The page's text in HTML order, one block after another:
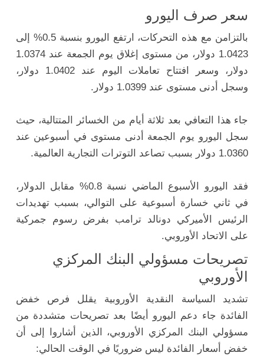
سعر صرف اليورو
بالتزامن مع هذه التحركات، ارتفع اليورو بنسبة 0.5% إلى
1.0423 دولار، من مستوى إغلاق يوم الجمعة عند 1.0374
دولار، وسعر افتتاح تعاملات اليوم عند 1.0402 دولار،
وسجل أدنى مستوى عند 1.0399 دولار.
جاء هذا التعافي بعد ثلاثة أيام من الخسائر المتتالية، حيث
سجل اليورو يوم الجمعة أدنى مستوى في أسبوعين عند
1.0360 دولار بسبب تصاعد التوترات التجارية العالمية.
فقد اليورو الأسبوع الماضي نسبة 0.8% مقابل الدولار،
في ثاني خسارة أسبوعية على التوالي، بسبب تهديدات
الرئيس الأميركي دونالد ترامب بفرض رسوم جمركية
على الاتحاد الأوروبي.
تصريحات مسؤولي البنك المركزي
الأوروبي
تشديد السياسة النقدية الأوروبية يقلل فرص خفض
الفائدة جاء دعم اليورو أيضًا بعد تصريحات متشددة من
مسؤولي البنك المركزي الأوروبي، الذين أشاروا إلى أن
خفض أسعار الفائدة ليس ضروريًا في الوقت الحالي: